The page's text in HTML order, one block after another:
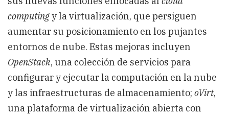
computingy la virtualización, que persiguen
aumentar su posicionamiento en los pujantes
entornos de nube. Estas mejoras incluyen
OpenStack, una colección de servicios para
configurar y ejecutar la computación en la nube
y las infraestructuras de almacenamiento; oVirt,
una plataforma de virtualización abierta con